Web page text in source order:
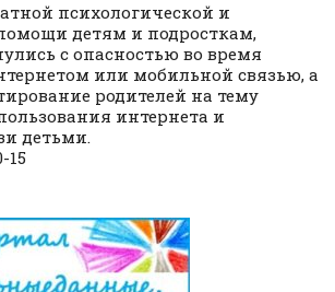
психологической и
детям и подросткам,
с опасностью во время
или мобильной связью, а
родителей на тему
интернета и
детьми.
15